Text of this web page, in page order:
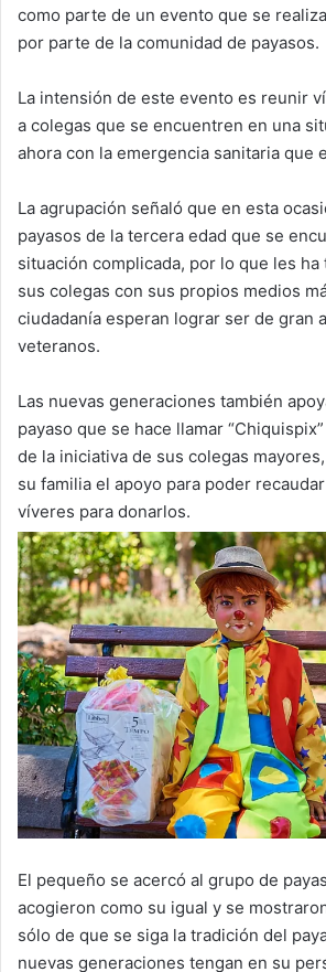
como parte de un evento que se
por parte de la comunidad de payasos.
La intensión de este evento es reunir
a colegas que se encuentren en una
ahora con la emergencia sanitaria que
La agrupación señaló que en esta
payasos de la tercera edad que se
situación complicada, por lo que les ha
sus colegas con sus propios medios
ciudadanía esperan lograr ser de gran
veteranos.
Las nuevas generaciones también
payaso que se hace llamar
de la iniciativa de sus colegas
su familia el apoyo para poder
víveres para donarlos.
El pequeño se acercó al grupo de
acogieron como su igual y se
sólo de que se siga la tradición del
nuevas generaciones tengan en su